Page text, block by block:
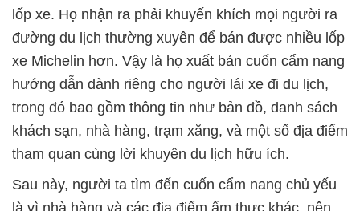
lốp xe. Họ nhận ra phải khuyến khích mọi người ra
đường du lịch thường xuyên để bán được nhiều lốp
xe Michelin hơn. Vậy là họ xuất bản cuốn cẩm nang
hướng dẫn dành riêng cho người lái xe đi du lịch,
trong đó bao gồm thông tin như bản đồ, danh sách
khách sạn, nhà hàng, trạm xăng, và một số địa điểm
tham quan cùng lời khuyên du lịch hữu ích.
Sau này, người ta tìm đến cuốn cẩm nang chủ yếu
là vì nhà hàng và các địa điểm ẩm thực khác, nên